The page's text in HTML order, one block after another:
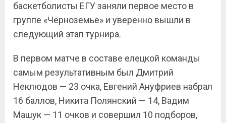
баскетболисты ЕГУ заняли первое место в
группе «Черноземье» и уверенно вышли в
следующий этап турнира.
В первом матче в составе елецкой команды
самым результативным был Дмитрий
Неклюдов — 23 очка, Евгений Ануфриев набрал
16 баллов, Никита Полянский — 14, Вадим
Машук — 11 очков и совершил 10 подборов,